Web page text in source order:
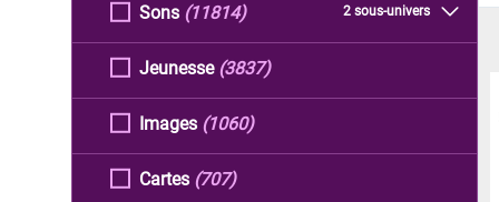
Sons 2 sous-univers
(11814)
Jeunesse (3837)
Images (1060)
Cartes (707)